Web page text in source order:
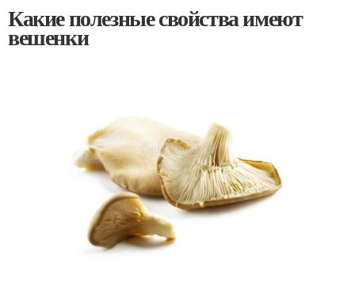
Какие полезные свойства имеют
вешенки